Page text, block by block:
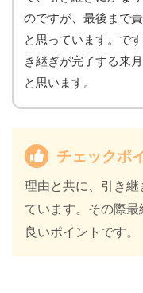
のですが、最後まで
と思っています。で
き継ぎが完了する来
と思います。
チェックポ
理由と共に、引き
ています。その際
良いポイントです。